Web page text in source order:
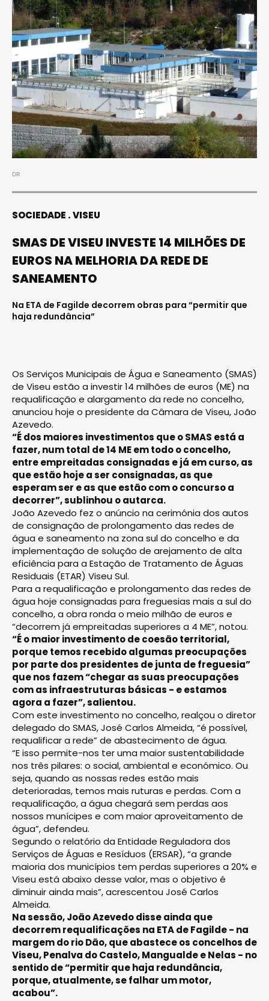
DR
SOCIEDADE VISEU
SMAS DE VISEU INVESTE 14 MILHÕES DE
EUROS NA MELHORIA DA REDE DE
SANEAMENTO
Na ETA de Fagilde decorrem obras para “permitir que
haja redundância”
Os Serviços Municipais de Água e Saneamento (SMAS)
de Viseu estão a investir 14 milhões de euros (ME) na
requalificação e alargamento da rede no concelho,
anunciou hoje o presidente da Câmara de Viseu, João
Azevedo.
“É dos maiores investimentos que o SMAS está a
fazer, num total de 14 ME em todo o concelho,
entre empreitadas consignadas e já em curso, as
que estão hoje a ser consignadas, as que
esperam ser e as que estão com o concurso a
decorrer”, sublinhou o autarca.
João Azevedo fez o anúncio na cerimónia dos autos
de consignação de prolongamento das redes de
água e saneamento na zona sul do concelho e da
implementação de solução de arejamento de alta
eficiência para a Estação de Tratamento de Águas
Residuais (ETAR) Viseu Sul.
Para a requalificação e prolongamento das redes de
água hoje consignadas para freguesias mais a sul do
concelho, a obra ronda o meio milhão de euros e
“decorrem já empreitadas superiores a 4 ME”, notou.
“É o maior investimento de coesão territorial,
porque temos recebido algumas preocupações
por parte dos presidentes de junta de freguesia”
que nos fazem “chegar as suas preocupações
com as infraestruturas básicas - e estamos
agora a fazer”, salientou.
Com este investimento no concelho, realçou o diretor
delegado do SMAS, José Carlos Almeida, “é possível,
requalificar a rede” de abastecimento de água.
“E isso permite-nos ter uma maior sustentabilidade
nos três pilares: o social, ambiental e económico. Ou
seja, quando as nossas redes estão mais
deterioradas, temos mais ruturas e perdas. Com a
requalificação, a água chegará sem perdas aos
nossos munícipes e com maior aproveitamento de
água”, defendeu.
Segundo o relatório da Entidade Reguladora dos
Serviços de Águas e Resíduos (ERSAR), “a grande
maioria dos municípios tem perdas superiores a 20% e
Viseu está abaixo desse valor, mas o objetivo é
diminuir ainda mais”, acrescentou José Carlos
Almeida.
Na sessão, João Azevedo disse ainda que
decorrem requalificações na ETA de Fagilde - na
margem do rio Dão, que abastece os concelhos de
Viseu, Penalva do Castelo, Mangualde e Nelas - no
sentido de “permitir que haja redundância,
porque, atualmente, se falhar um motor,
acabou”.